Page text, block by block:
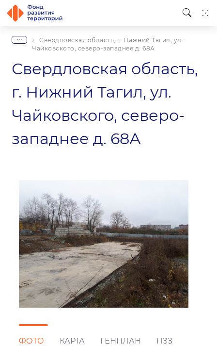
...
Свердловская область, г. Нижний Тагил, ул.
Чайковского, северо-западнее д. 68А
Свердловская область,
г. Нижний Тагил, ул.
Чайковского, северо-
западнее д. 68А
ФОТО КАРТА ГЕНПЛАН ПЗЗ